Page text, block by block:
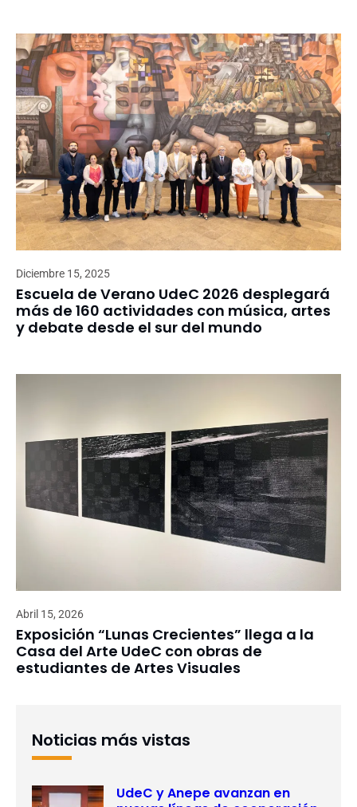
Diciembre 15, 2025
Escuela de Verano UdeC 2026 desplegará
más de 160 actividades con música, artes
y debate desde el sur del mundo
Abril 15, 2026
Exposición “Lunas Crecientes” llega a la
Casa del Arte UdeC con obras de
estudiantes de Artes Visuales
Noticias más vistas
UdeC y Anepe avanzan en